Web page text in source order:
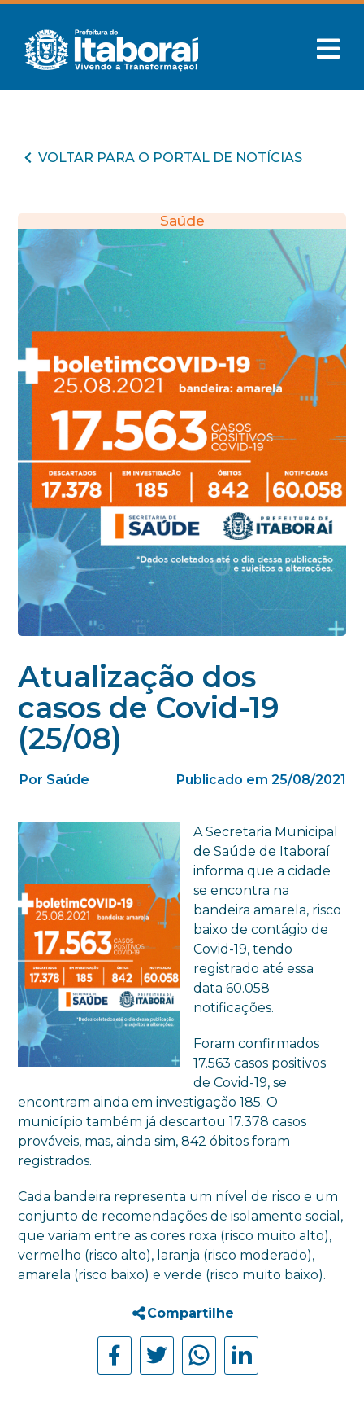
VOLTAR PARA O PORTAL DE NOTÍCIAS
Saúde
Atualização dos
casos de Covid-19
(25/08)
Por Saúde Publicado em 25/08/2021
A Secretaria Municipal
de Saúde de Itaboraí
informa que a cidade
se encontra na
bandeira amarela, risco
baixo de contágio de
Covid-19, tendo
registrado até essa
data 60.058
notificações.
Foram confirmados
17.563 casos positivos
de Covid-19, se
encontram ainda em investigação 185. O
município também já descartou 17.378 casos
prováveis, mas, ainda sim, 842 óbitos foram
registrados.
Cada bandeira representa um nível de risco e um
conjunto de recomendações de isolamento social,
que variam entre as cores roxa (risco muito alto),
vermelho (risco alto), laranja (risco moderado),
amarela (risco baixo) e verde (risco muito baixo).
Compartilhe